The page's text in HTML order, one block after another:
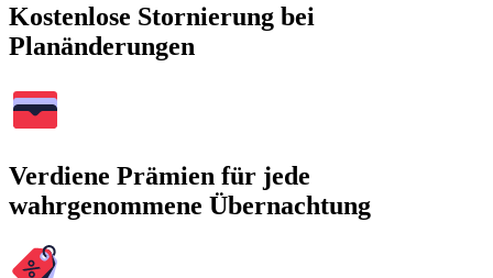
Kostenlose Stornierung bei
Planänderungen
Verdiene Prämien für jede
wahrgenommene Übernachtung